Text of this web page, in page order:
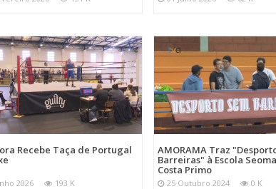
Recebe Taça de Portugal
2026 193 K
AMORAMA Traz
Barreiras" à Escola
Costa Primo
25 Outubro 2024 0 K